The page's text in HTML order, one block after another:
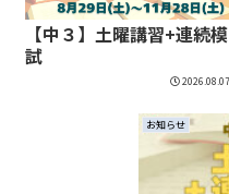
【中３】土曜講習+連続模
試
2026.08.07
お知らせ